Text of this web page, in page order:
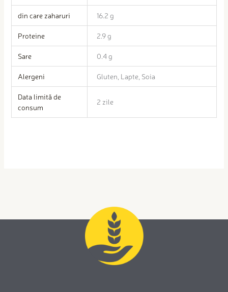
din care zaharuri 16.2 g
Proteine 2.9 g
Sare 0.4 g
Alergeni Gluten, Lapte, Soia
Data limită de
consum
2 zile